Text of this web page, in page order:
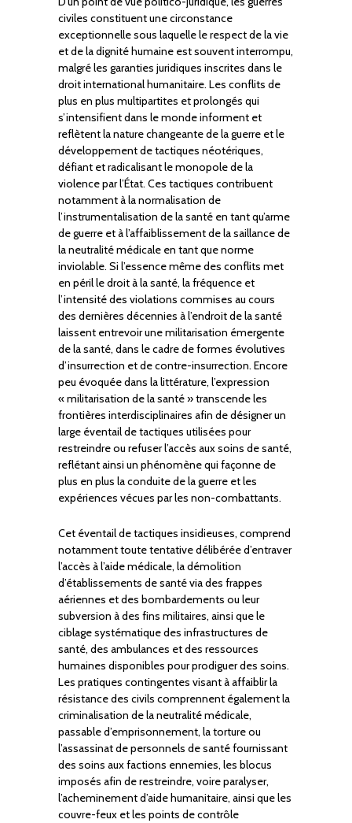
civiles constituent une circonstance
exceptionnelle sous laquelle le respect de la vie
et de la dignité humaine est souvent interrompu,
malgré les garanties juridiques inscrites dans le
droit international humanitaire. Les conflits de
plus en plus multipartites et prolongés qui
s’intensifient dans le monde informent et
reflètent la nature changeante de la guerre et le
développement de tactiques néotériques,
défiant et radicalisant le monopole de la
violence par l’État. Ces tactiques contribuent
notamment à la normalisation de
l’instrumentalisation de la santé en tant qu’arme
de guerre et à l’affaiblissement de la saillance de
la neutralité médicale en tant que norme
inviolable. Si l’essence même des conflits met
en péril le droit à la santé, la fréquence et
l’intensité des violations commises au cours
des dernières décennies à l’endroit de la santé
laissent entrevoir une militarisation émergente
de la santé, dans le cadre de formes évolutives
d’insurrection et de contre-insurrection. Encore
peu évoquée dans la littérature, l’expression
« militarisation de la santé » transcende les
frontières interdisciplinaires afin de désigner un
large éventail de tactiques utilisées pour
restreindre ou refuser l’accès aux soins de santé,
reflétant ainsi un phénomène qui façonne de
plus en plus la conduite de la guerre et les
expériences vécues par les non-combattants.
Cet éventail de tactiques insidieuses, comprend
notamment toute tentative délibérée d’entraver
l’accès à l’aide médicale, la démolition
d’établissements de santé via des frappes
aériennes et des bombardements ou leur
subversion à des fins militaires, ainsi que le
ciblage systématique des infrastructures de
santé, des ambulances et des ressources
humaines disponibles pour prodiguer des soins.
Les pratiques contingentes visant à affaiblir la
résistance des civils comprennent également la
criminalisation de la neutralité médicale,
passable d’emprisonnement, la torture ou
l’assassinat de personnels de santé fournissant
des soins aux factions ennemies, les blocus
imposés afin de restreindre, voire paralyser,
l’acheminement d’aide humanitaire, ainsi que les
couvre-feux et les points de contrôle